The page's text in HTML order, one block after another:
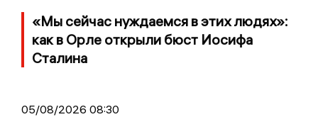
«Мы сейчас нуждаемся в этих людях»:
как в Орле открыли бюст Иосифа
Сталина
05/08/2026 08:30